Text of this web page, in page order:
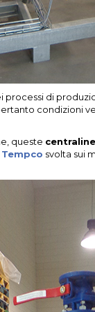
di
condizioni
queste
Tempco svolta sui